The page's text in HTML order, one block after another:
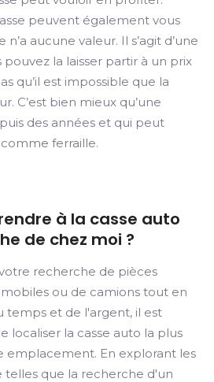
peuvent également vous
aucune valeur. Il s’agit d’une
pouvez la laisser partir à un prix
qu’il est impossible que la
C’est bien mieux qu’une
des années et qui peut
ferraille.
à la casse auto
de chez moi ?
recherche de pièces
ou de camions tout en
temps et de l'argent, il est
localiser la casse auto la plus
emplacement. En explorant les
telles que la recherche d'un